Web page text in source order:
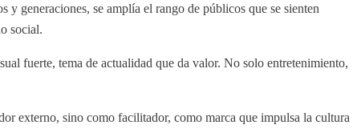
generaciones, se amplía el rango de públicos que se sienten
social.
fuerte, tema de actualidad que da valor. No solo entretenimiento,
externo, sino como facilitador, como marca que impulsa la cultura